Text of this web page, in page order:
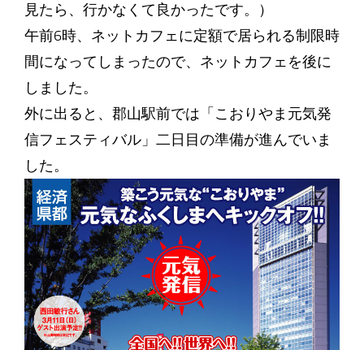
見たら、行かなくて良かったです。）
午前6時、ネットカフェに定額で居られる制限時
間になってしまったので、ネットカフェを後に
しました。
外に出ると、郡山駅前では「こおりやま元気発
信フェスティバル」二日目の準備が進んでいま
した。